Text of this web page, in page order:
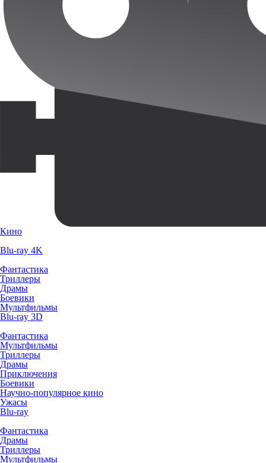
Кино
Blu-ray 4K
Фантастика
Триллеры
Драмы
Боевики
Мультфильмы
Blu-ray 3D
Фантастика
Мультфильмы
Триллеры
Драмы
Приключения
Боевики
Научно-популярное кино
Ужасы
Blu-ray
Фантастика
Драмы
Триллеры
Мультфильмы